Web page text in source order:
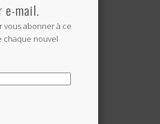
e-mail.
vous abonner à ce
chaque nouvel